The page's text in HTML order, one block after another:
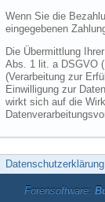
Wenn Sie die
eingegebenen
Die Übermittlung
Abs. 1 lit. a DSGVO
(Verarbeitung zur
Einwilligung zur
wirkt sich auf die
Datenschutzerklärung
Forensoftware: